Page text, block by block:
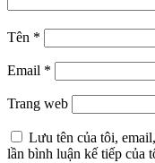
Tên *
Email *
Trang web
Lưu tên của tôi,
lần bình luận kế tiếp của